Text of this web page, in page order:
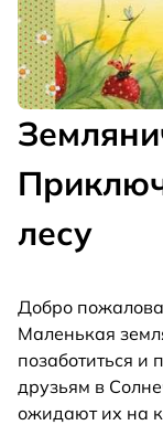
лесу
Добро
Маленькая
позаботиться
друзьям в
ожидают их на